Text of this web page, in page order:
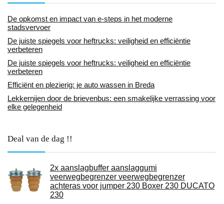
De opkomst en impact van e-steps in het moderne
stadsvervoer
De juiste spiegels voor heftrucks: veiligheid en efficiëntie
verbeteren
De juiste spiegels voor heftrucks: veiligheid en efficiëntie
verbeteren
Efficiënt en plezierig: je auto wassen in Breda
Lekkernijen door de brievenbus: een smakelijke verrassing voor
elke gelegenheid
Deal van de dag !!
2x aanslagbuffer aanslaggumi
veerwegbegrenzer veerwegbegrenzer
achteras voor jumper 230 Boxer 230 DUCATO
230